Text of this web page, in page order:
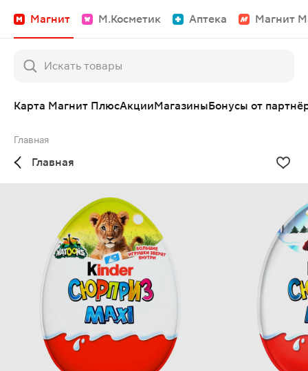
Магнит М.Косметик Аптека Магнит
Карта Магнит ПлюсАкцииМагазиныБонусы от
Главная
Главная